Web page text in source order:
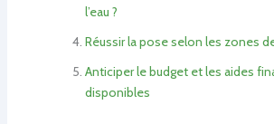
l’eau ?
Réussir la pose selon les zones
Anticiper le budget et les aides
disponibles